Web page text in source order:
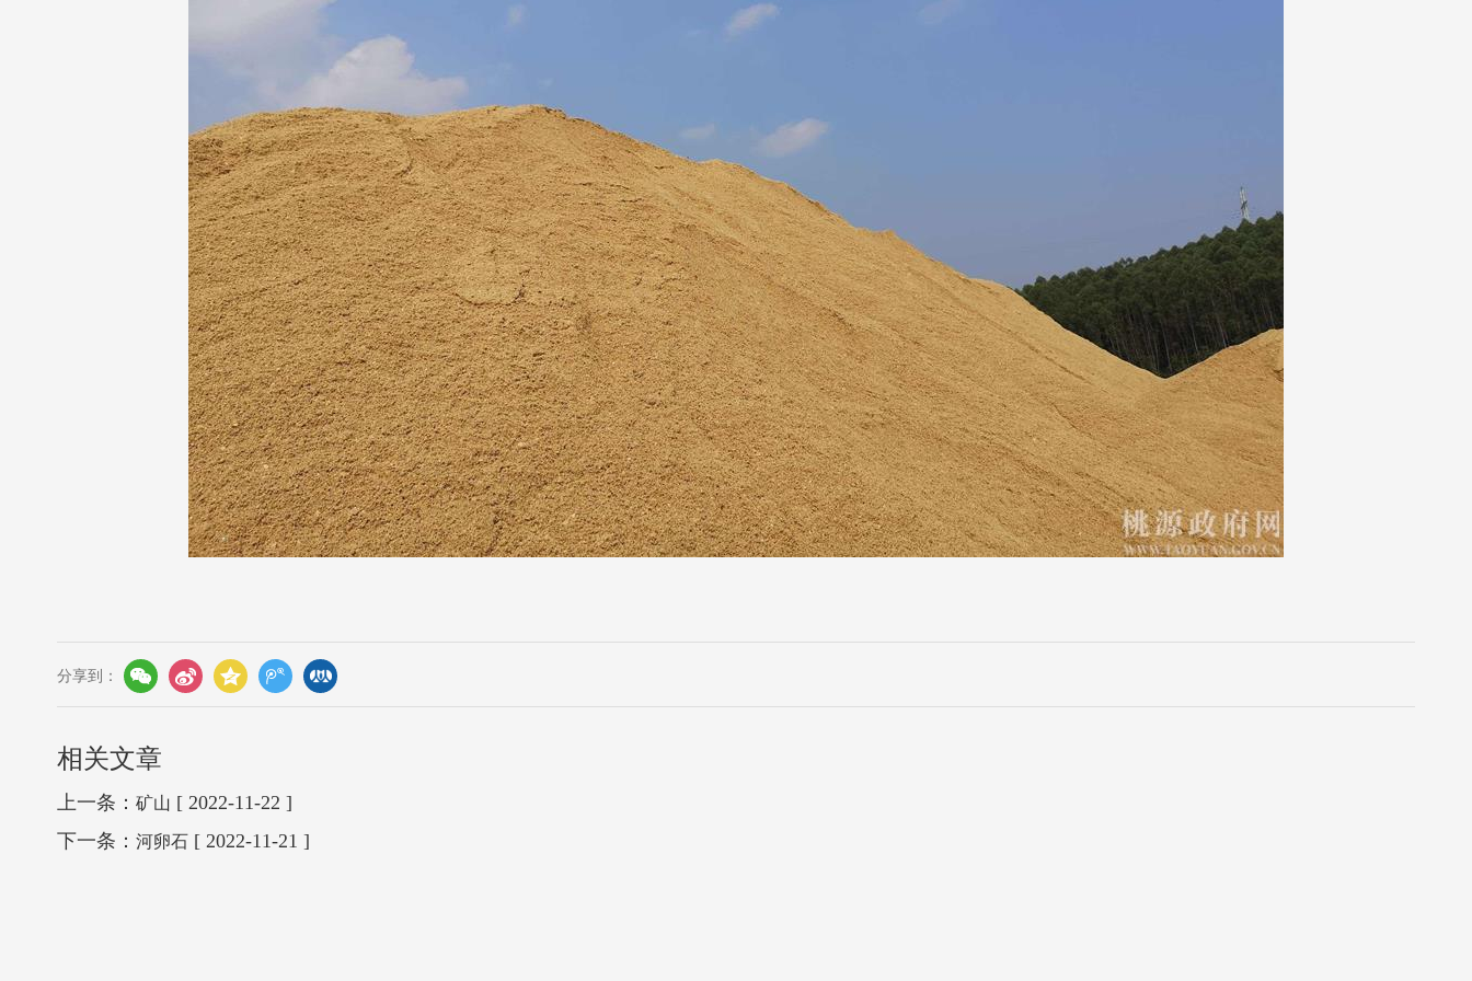
分享到：
相关文章
上一条： 矿山 [ 2022-11-22 ]
下一条： 河卵石 [ 2022-11-21 ]